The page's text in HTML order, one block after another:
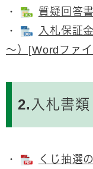
・
質疑回答
・
入札保証
～）[Wordファ
2.入札書類
・
くじ抽選